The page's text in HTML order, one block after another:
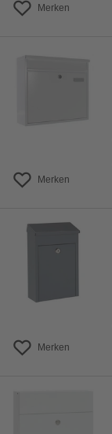
Merken
Merken
Merken